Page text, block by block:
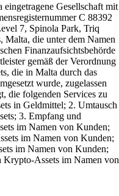
Gesellschaft mit
C 88392
7, Spinola Park, Triq
die unter dem Namen
Finanzaufsichtsbehörde
gemäß der Verordnung
die in Malta durch das
wurde, zugelassen
die folgenden Services zu
in Geldmittel; 2. Umtausch
3. Empfang und
im Namen von Kunden;
im Namen von Kunden;
im Namen von Kunden;
Assets im Namen von